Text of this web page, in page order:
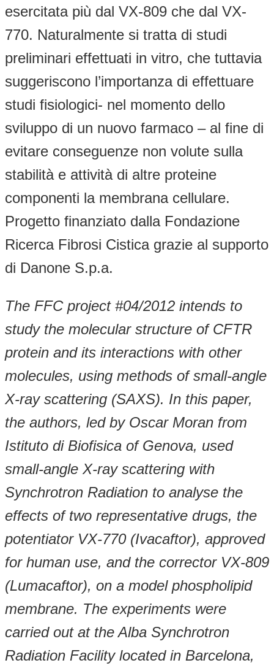
esercitata più dal VX-809 che dal VX-
770. Naturalmente si tratta di studi
preliminari effettuati in vitro, che tuttavia
suggeriscono l’importanza di effettuare
studi fisiologici- nel momento dello
sviluppo di un nuovo farmaco – al fine di
evitare conseguenze non volute sulla
stabilità e attività di altre proteine
componenti la membrana cellulare.
Progetto finanziato dalla Fondazione
Ricerca Fibrosi Cistica grazie al supporto
di Danone S.p.a.
The FFC project #04/2012 intends to
study the molecular structure of CFTR
protein and its interactions with other
molecules, using methods of small-angle
X-ray scattering (SAXS). In this paper,
the authors, led by Oscar Moran from
Istituto di Biofisica of Genova, used
small-angle X-ray scattering with
Synchrotron Radiation to analyse the
effects of two representative drugs, the
potentiator VX-770 (Ivacaftor), approved
for human use, and the corrector VX-809
(Lumacaftor), on a model phospholipid
membrane. The experiments were
carried out at the Alba Synchrotron
Radiation Facility located in Barcelona,